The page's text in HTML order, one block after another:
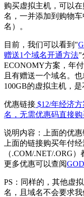
购买虚拟主机，可以
名，一并添加到购物
名）。
目前，我们可以看到"
赠送1个域名开通方法"
ECONOMY方案，年
且有赠送一个域名。
100GB的虚拟主机，是
优惠链接 $12/年经济
名，无需优惠码直接购
说明内容：上面的优
上面的链接购买年付
（.COM/.NET/.ORG
更多优惠可以查阅
PS：同样的，其他虚
名，且域名不会要求